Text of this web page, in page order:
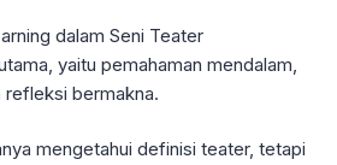
dalam Seni Teater
yaitu pemahaman mendalam,
bermakna.
mengetahui definisi teater, tetapi